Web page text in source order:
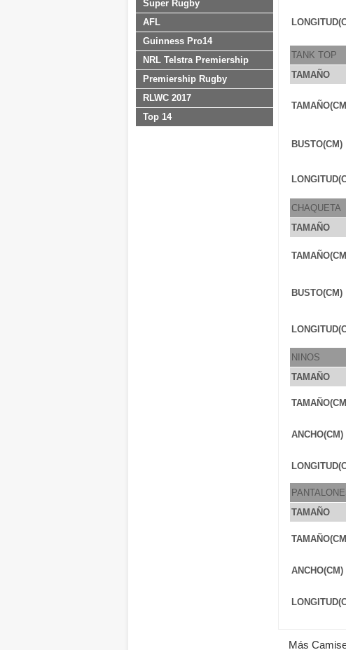
Super Rugby
AFL
Guinness Pro14
NRL Telstra Premiership
Premiership Rugby
RLWC 2017
Top 14
TANK TOP
TAMAÑO
BUSTO(CM)
CHAQUETA
TAMAÑO
BUSTO(CM)
NINOS
TAMAÑO
ANCHO(CM)
TAMAÑO
ANCHO(CM)
Más